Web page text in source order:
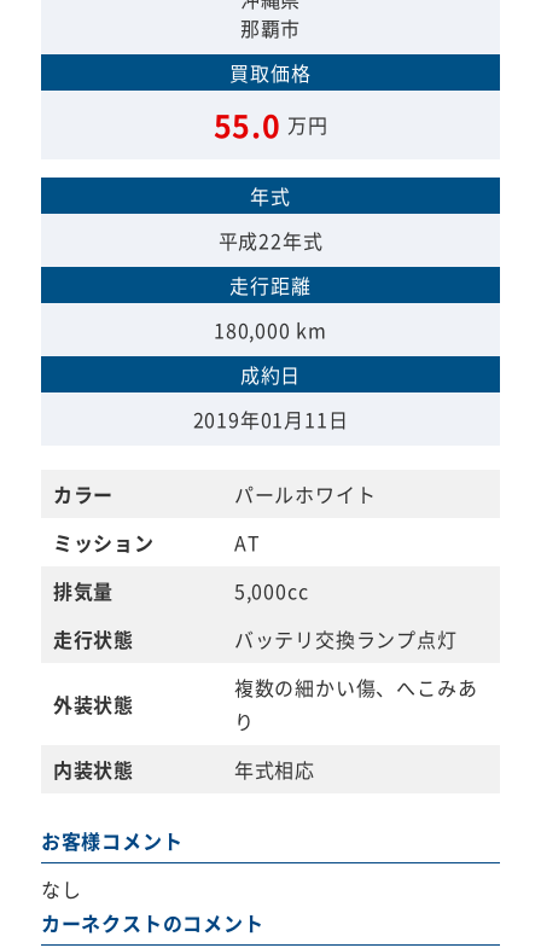
那覇市
買取価格
55.0 万円
年式
平成22年式
走行距離
180,000 km
成約日
2019年01月11日
カラー
パールホワイト
ミッション
AT
排気量
5,000cc
走行状態
バッテリ交換ランプ点灯
外装状態
複数の細かい傷、へこみあ
り
内装状態
年式相応
お客様コメント
なし
カーネクストのコメント